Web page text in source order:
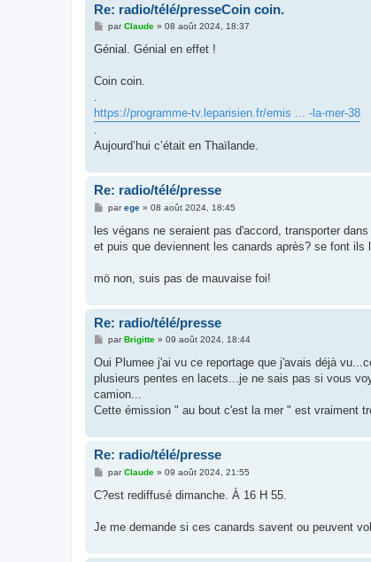
Re: radio/télé/presseCoin coin.
M
s
g
parClaude» 08 août 2024, 18:37
Génial. Génial en effet !
Coin coin.
.
https://programme-tv.leparisien.fr/emis ... -la-mer-38
.
Aujourd’hui c’était en Thaïlande.
Re: radio/télé/presse
M
s
a
parege» 08 août 2024, 18:45
les végans ne seraient pas d'accord, transporter
et puis que deviennent les canards après? se font ils
mö non, suis pas de mauvaise foi!
Re: radio/télé/presse
M
s
a
g
parBrigitte» 09 août 2024, 18:44
Oui Plumee j'ai vu ce reportage que j'avais déjà
plusieurs pentes en lacets...je ne sais pas si vous
camion...
Cette émission " au bout c'est la mer " est vraiment
Re: radio/télé/presse
M
s
g
parClaude» 09 août 2024, 21:55
C?est rediffusé dimanche. À 16 H 55.
Je me demande si ces canards savent ou peuvent